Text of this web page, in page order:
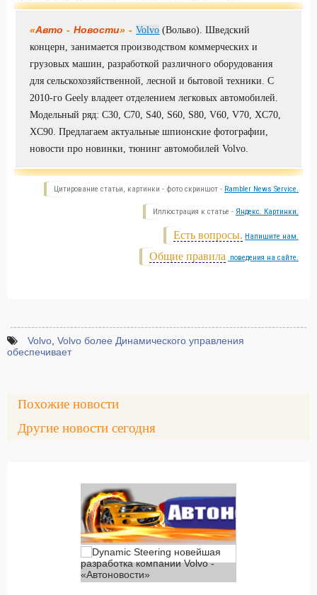
«Авто -Новости» -Volvo (Вольво). Шведский
концерн, занимается производством коммерческих и
грузовых машин, разработкой различного оборудования
для сельскохозяйственной, лесной и бытовой техники. С
2010-го Geely владеет отделением легковых автомобилей.
Модельный ряд: C30, C70, S40, S60, S80, V60, V70, XC70,
XC90. Предлагаем актуальные шпионские фотографии,
новости про новинки, тюнинг автомобилей Volvo.
Цитирование статьи, картинки - фото скриншот - Rambler News Service.
Иллюстрация к статье - Яндекс. Картинки.
Есть вопросы. Напишите нам.
Общие правила поведения на сайте.
Volvo Volvo более Динамического управления
обеспечивает
Похожие новости
Другие новости сегодня